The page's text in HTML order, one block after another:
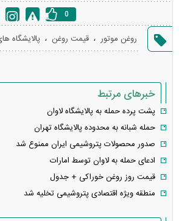
گزارش
خطا
0
روغن موتور ، قیمت روغن ، پالایشگاه
خبرهای مرتبط
پشت پرده حمله به پالایشگاه لاوان
حمله شبانه به محدوده پالایشگاه تهران
صدور محصولات پتروشیمی ایران ممنوع شد
ادعای حمله به لاوان توسط امارات
قیمت روز روغن خوراکی + جدول
منطقه ویژه اقتصادی پتروشیمی تخلیه شد